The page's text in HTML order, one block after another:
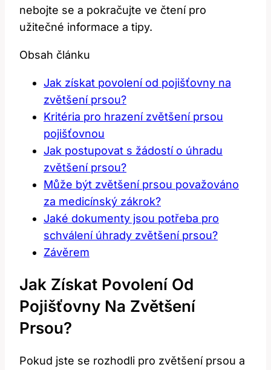
nebojte se a pokračujte ve čtení pro
užitečné informace a tipy.
Obsah článku
Jak získat povolení od pojišťovny na
zvětšení prsou?
Kritéria pro hrazení zvětšení prsou
pojišťovnou
Jak postupovat s žádostí o úhradu
zvětšení prsou?
Může být zvětšení prsou považováno
za medicínský zákrok?
Jaké dokumenty jsou potřeba pro
schválení úhrady zvětšení prsou?
Závěrem
Jak Získat Povolení Od
Pojišťovny Na Zvětšení
Prsou?
Pokud jste se rozhodli pro zvětšení prsou a